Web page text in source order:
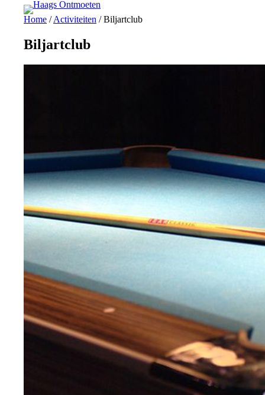
inhoud
Home /Activiteiten /Biljartclub
Biljartclub